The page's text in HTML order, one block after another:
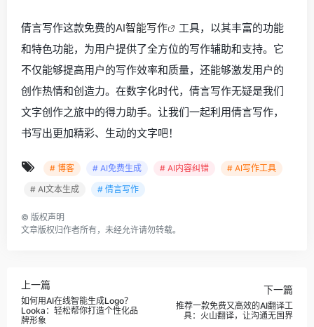
倩言写作这款免费的AI智能写作
工具，以其丰富的功能
和特色功能，为用户提供了全方位的写作辅助和支持。它
不仅能够提高用户的写作效率和质量，还能够激发用户的
创作热情和创造力。在数字化时代，倩言写作无疑是我们
文字创作之旅中的得力助手。让我们一起利用倩言写作，
书写出更加精彩、生动的文字吧！
# 博客 # AI免费生成 # AI内容纠错
# AI写作工具
# AI文本生成
# 倩言写作
© 版权声明
文章版权归作者所有，未经允许请勿转载。
上一篇
如何用AI在线智能生成Logo？
Looka：轻松帮你打造个性化品
牌形象
下一篇
推荐一款免费又高效的AI翻译工
具：火山翻译，让沟通无国界